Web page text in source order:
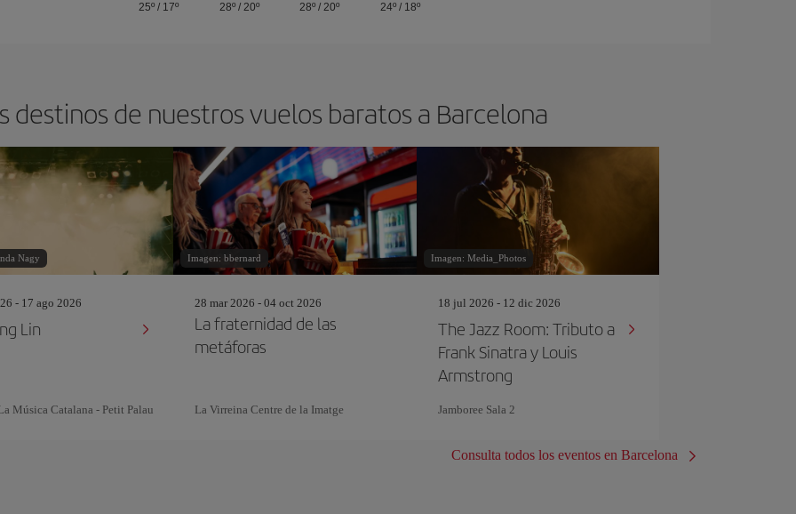
25º / 17º
28º/ 20º
28º /20º
24º/ 18º
destinos de nuestros vuelos baratos a Barcelona
Nagy
- 17 ago 2026
Lin
Música Catalana - Petit Palau
Imagen: bbernard
28 mar 2026 - 04 oct 2026
La fraternidad de las
metáforas
La Virreina Centre de la Imatge
Imagen: Media_Photos
18 jul 2026 - 12 dic 2026
The Jazz Room: Tributo a
Frank Sinatra y Louis
Armstrong
Jamboree Sala 2
Consulta todos los eventos en Barcelona